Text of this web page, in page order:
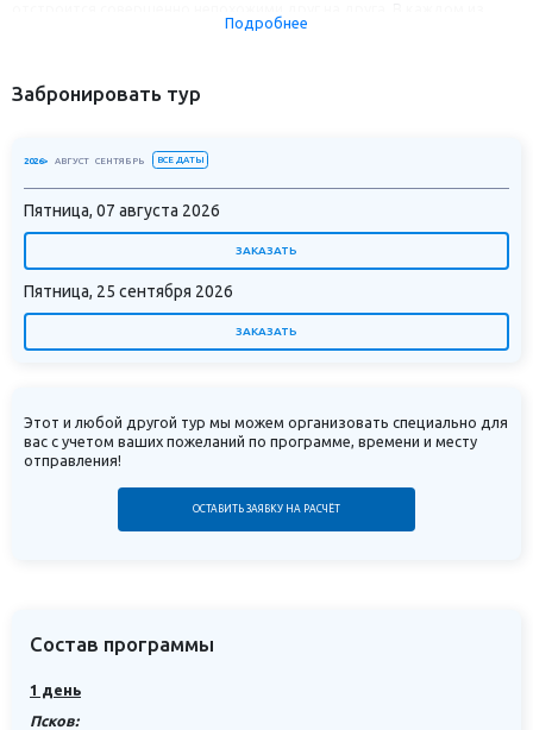
городов свой принцип застройки, своя церковная школа
Подробнее
Забронировать тур
2026> АВГУСТ СЕНТЯБРЬ ВСЕ ДАТЫ
Пятница, 07 августа 2026
ЗАКАЗАТЬ
Пятница, 25 сентября 2026
ЗАКАЗАТЬ
Этот и любой другой тур мы можем организовать специально для
вас с учетом ваших пожеланий по программе, времени и месту
отправления!
ОСТАВИТЬ ЗАЯВКУ НА РАСЧЁТ
Состав программы
1 день
Псков: